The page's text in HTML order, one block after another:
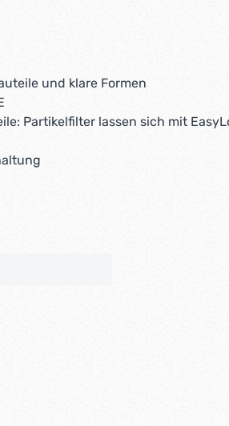
und klare Formen
Partikelfilter lassen sich mit